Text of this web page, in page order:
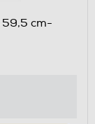
59,5 cm-